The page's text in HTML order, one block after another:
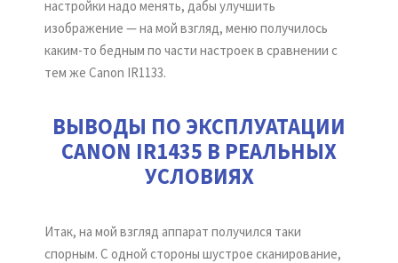
настройки надо менять, дабы улучшить
изображение — на мой взгляд, меню получилось
каким-то бедным по части настроек в сравнении с
тем же Canon IR1133.
ВЫВОДЫ ПО ЭКСПЛУАТАЦИИ
CANON IR1435 В РЕАЛЬНЫХ
УСЛОВИЯХ
Итак, на мой взгляд аппарат получился таки
спорным. С одной стороны шустрое сканирование,